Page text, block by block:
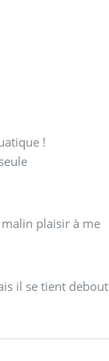
!
plaisir à me
il se tient debout